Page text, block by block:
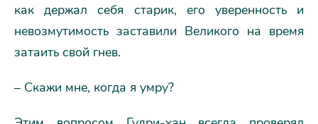
как держал себя старик, его уверенность и
невозмутимость заставили Великого на время
затаить свой гнев.
– Скажи мне, когда я умру?